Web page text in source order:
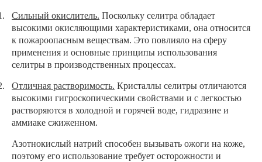
Сильный окислитель. Поскольку селитра обладает
высокими окисляющими характеристиками, она относится
к пожароопасным веществам. Это повлияло на сферу
применения и основные принципы использования
селитры в производственных процессах.
Отличная растворимость. Кристаллы селитры отличаются
высокими гигроскопическими свойствами и с легкостью
растворяются в холодной и горячей воде, гидразине и
аммиаке сжиженном.
Азотнокислый натрий способен вызывать ожоги на коже,
поэтому его использование требует осторожности и